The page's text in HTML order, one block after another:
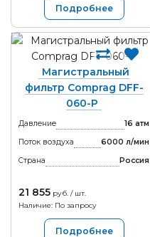
Подробнее
Магистральный
фильтр Comprag DFF-
060-P
Давление
16 атм
Поток воздуха
6000 л/мин
Страна
Россия
21 855 руб. / шт.
Наличие: По запросу
Подробнее